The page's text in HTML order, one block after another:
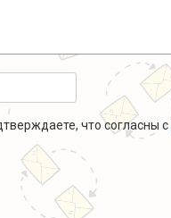
что согласны с